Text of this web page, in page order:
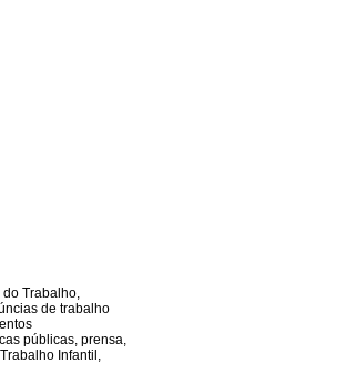
Trabalho,
de trabalho
públicas, prensa,
Infantil ,